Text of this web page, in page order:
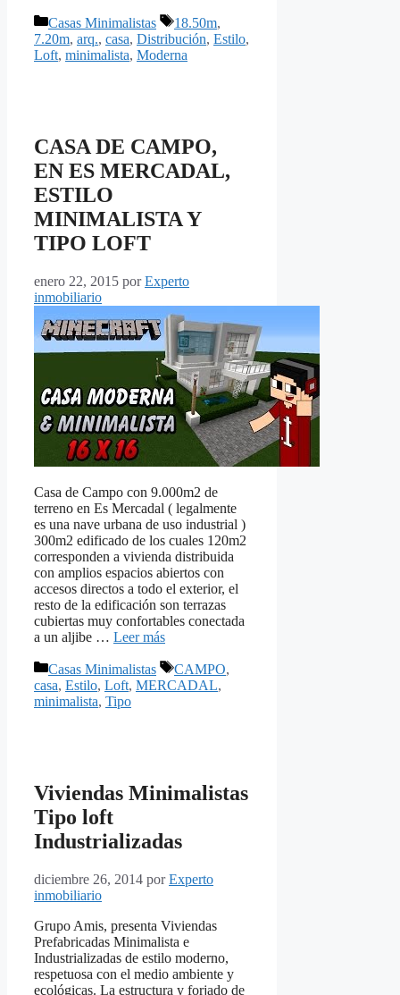
Categorías
Casas Minimalistas Etiquetas
18.50m,
7.20m, arq., casa, Distribución, Estilo,
Loft, minimalista, Moderna
CASA DE CAMPO,
EN ES MERCADAL,
ESTILO
MINIMALISTA Y
TIPO LOFT
enero 22, 2015 porExperto
inmobiliario
Casa de Campo con 9.000m2 de
terreno en Es Mercadal ( legalmente
es una nave urbana de uso industrial )
300m2 edificado de los cuales 120m2
corresponden a vivienda distribuida
con amplios espacios abiertos con
accesos directos a todo el exterior, el
resto de la edificación son terrazas
cubiertas muy confortables conectada
a un aljibe … Leer más
Categorías
Casas Minimalistas Etiquetas
CAMPO,
casa, Estilo, Loft, MERCADAL,
minimalista, Tipo
Viviendas Minimalistas
Tipo loft
Industrializadas
diciembre 26, 2014 porExperto
inmobiliario
Grupo Amis, presenta Viviendas
Prefabricadas Minimalista e
Industrializadas de estilo moderno,
respetuosa con el medio ambiente y
ecológicas. La estructura y forjado de